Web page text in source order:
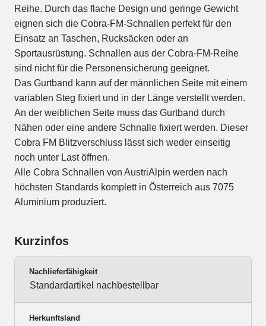
Reihe. Durch das flache Design und geringe Gewicht
eignen sich die Cobra-FM-Schnallen perfekt für den
Einsatz an Taschen, Rucksäcken oder an
Sportausrüstung. Schnallen aus der Cobra-FM-Reihe
sind nicht für die Personensicherung geeignet.
Das Gurtband kann auf der männlichen Seite mit einem
variablen Steg fixiert und in der Länge verstellt werden.
An der weiblichen Seite muss das Gurtband durch
Nähen oder eine andere Schnalle fixiert werden. Dieser
Cobra FM Blitzverschluss lässt sich weder einseitig
noch unter Last öffnen.
Alle Cobra Schnallen von AustriAlpin werden nach
höchsten Standards komplett in Österreich aus 7075
Aluminium produziert.
Kurzinfos
Nachlieferfähigkeit
Standardartikel nachbestellbar
Herkunftsland